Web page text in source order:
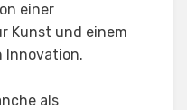
einer
Kunst und einem
Innovation.
als